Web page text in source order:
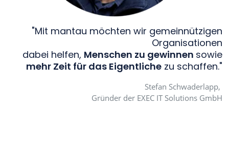
"Mit mantau möchten wir gemeinnützigen
Organisationen
dabei helfen, Menschen zu gewinnen sowie
mehr Zeit für das Eigentliche zu schaffen."
Stefan Schwaderlapp,
Gründer der EXEC IT Solutions GmbH